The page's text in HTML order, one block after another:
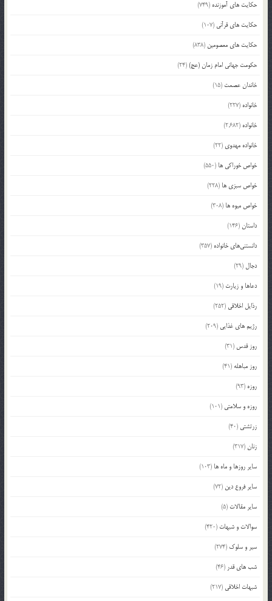
حکایت های آموزنده (749)
حکایت های قرآنی (107)
حکایت های معصومین (838)
حکومت جهانی امام زمان (عج)(24)
خاندان عصمت (15)
خانواده (227)
خانواده (2,682)
خانواده مهدوی (22)
خواص خوراکی ها (550)
خواص سبزی ها (228)
خواص میوه ها (308)
داستان(146)
دانستنی‌های خانواده (357)
دجال (29)
دعاها و زیارت (19)
رذایل اخلاقی (252)
رژیم های غذایی (209)
روز قدس (31)
روز مباهله (41)
روزه (93)
روزه و سلامتی (101)
زرتشتی (40)
زنان(317)
سایر روزها و ماه ها (103)
سایر فروع دین (72)
سایر مقالات (5)
سوالات و شبهات (420)
سیر و سلوک (274)
شب های قدر (46)
شبهات اخلاقی (217)